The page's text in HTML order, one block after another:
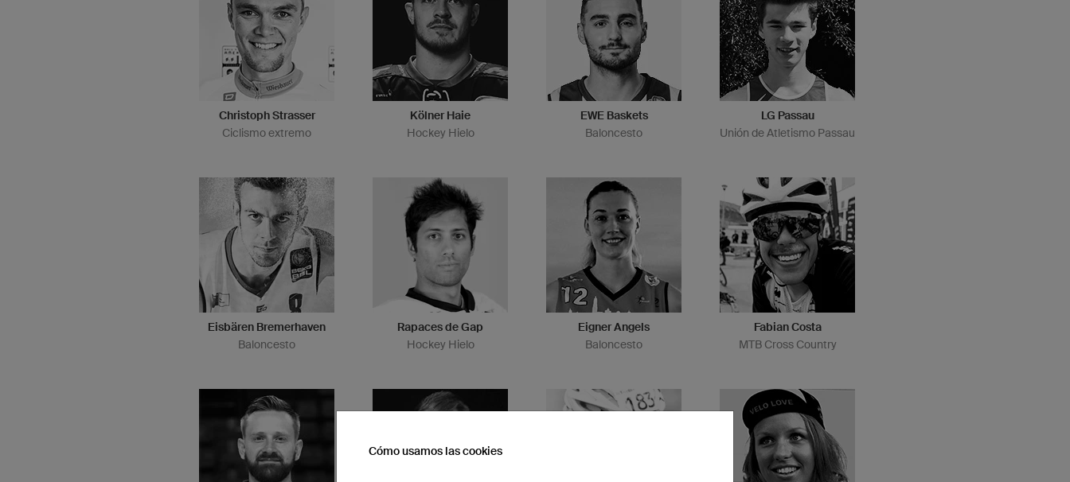
Christoph Strasser
Ciclismo extremo
Kölner Haie
Hockey Hielo
EWE Baskets
Baloncesto
LG Passau
Unión de Atletismo Passau
Eisbären Bremerhaven
Baloncesto
Rapaces de Gap
Hockey Hielo
Eigner Angels
Baloncesto
Fabian Costa
MTB Cross Country
Cómo usamos las cookies